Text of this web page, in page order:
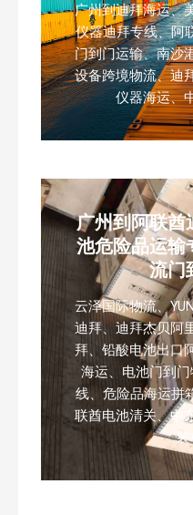
广州到迪拜海运、
仪器迪拜专线、阿
门到门运输、南沙
设备跨境物流、迪
仪器海运、
广州到阿联酋
池危险品运输
流门
云泽国际物流、
迪拜、迪拜杰贝阿
拜、铅酸电池出口
海运、电池门到
线、危险品海运拼
联酋电池清关、中
装